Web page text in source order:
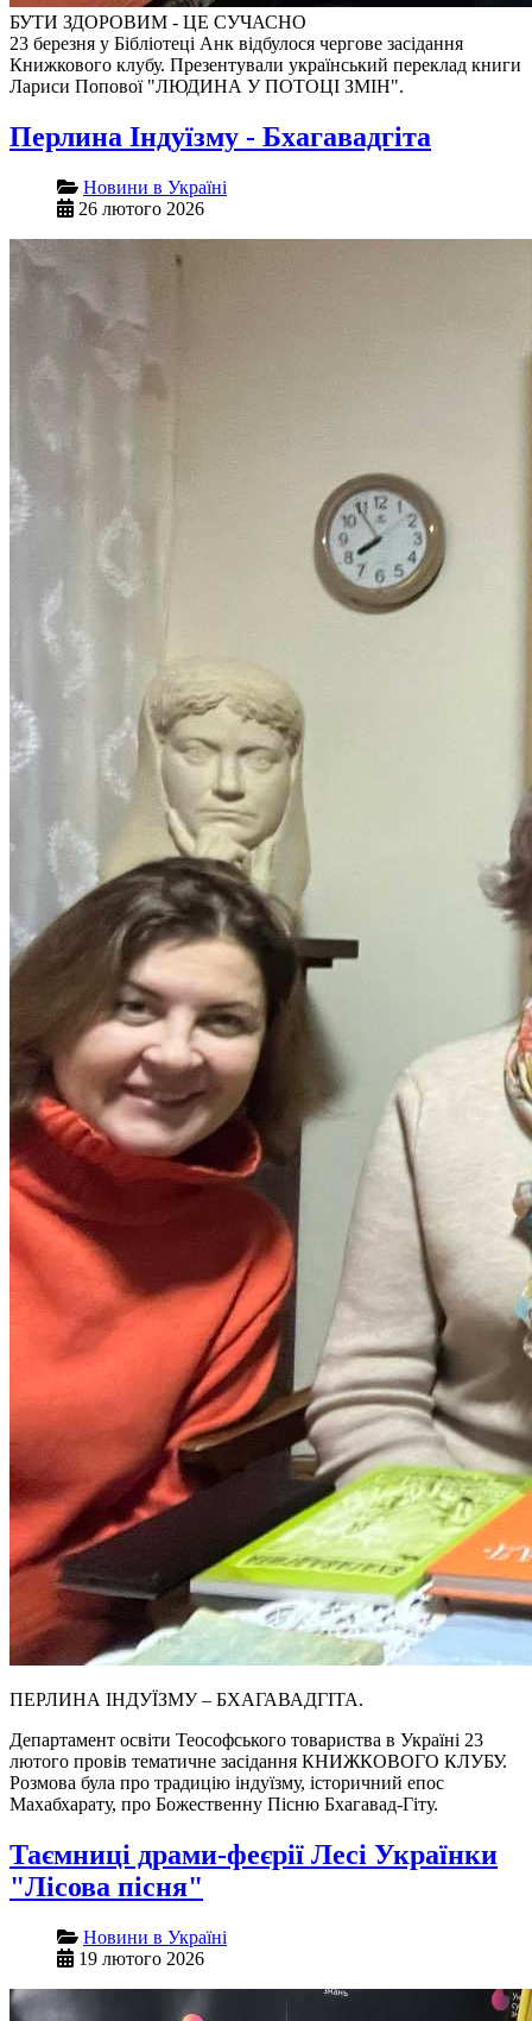
БУТИ ЗДОРОВИМ - ЦЕ СУЧАСНО
23 березня у Бібліотеці Анк відбулося чергове засідання
Книжкового клубу. Презентували український переклад книги
Лариси Попової "ЛЮДИНА У ПОТОЦІ ЗМІН".
Перлина Індуїзму - Бхагавадгіта
Новини в Україні
26 лютого 2026
ПЕРЛИНА ІНДУЇЗМУ – БХАГАВАДГІТА.
Департамент освіти Теософського товариства в Україні 23
лютого провів тематичне засідання КНИЖКОВОГО КЛУБУ.
Розмова була про традицію індуїзму, історичний епос
Махабхарату, про Божественну Пісню Бхагавад-Гіту.
Таємниці драми-феєрії Лесі Українки
"Лісова пісня"
Новини в Україні
19 лютого 2026